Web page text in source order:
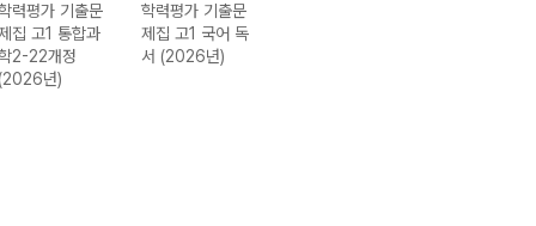
력평가 기출문
집 고1 통합과
2-22개정
(2026년)
학력평가 기출문
제집 고1 국어 독
서 (2026년)